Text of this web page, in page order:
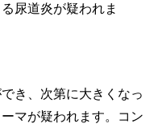
尿道炎が疑われま
き、次第に大きくなっ
マが疑われます。コン